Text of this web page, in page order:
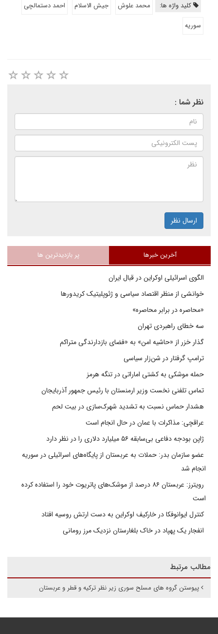
کلید واژه ها: محمد علوش جیش الاسلام
احمد دستمالچی
سوریه
نظر شما :
ارسال نظر
آخرین خبرها پر بازدیدترین ها
الگوی اسرائیلی اوکراین در قبال ایران
خوانشی از منظر اقتصاد سیاسی و ژئوپلیتیک کریدورها
«محاصره در برابر محاصره»
سه خطای راهبردی تهران
گذار خزر از «حاشیه امن» به «فضای بازدارندگی متراکم
ترامپ گرفتار در شن‌زار سیاسی
حمله موشکی به کشتی اماراتی در تنگه هرمز
تماس تلفنی نخست وزیر ارمنستان با رئیس جمهور آذربایجان
هشدار حماس نسبت به تشدید شهرک‌سازی در بیت‌ لحم
عراقچی: مذاکرات با عمان در حال انجام است
ژاپن بودجه دفاعی بی‌سابقه ۵۶ میلیارد دلاری را در نظر دارد
عضو سازمان بدر: حملات به عربستان از پایگاه‌های اسرائیلی در سوریه
انجام شد
رویترز: عربستان ۸۶ درصد از موشک‌های پاتریوت خود را استفاده کرده
است
کنترل ایوانوفکا در خارکیف اوکراین به دست ارتش روسیه افتاد
انفجار یک پهپاد در خاک بلغارستان نزدیک مرز رومانی
مطالب مرتبط
پیوستن گروه های مسلح سوری زیر نظر ترکیه و قطر و عربستان